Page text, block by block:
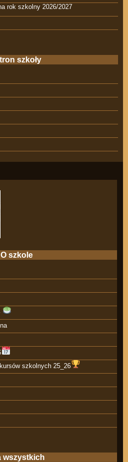
rok szkolny 2026/2027
szkoły
O szkole
szkolnych 25_26
wszystkich